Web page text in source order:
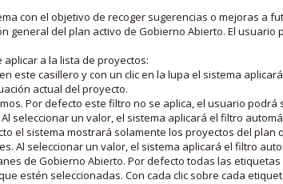
con el objetivo de recoger sugerencias o mejoras a
del plan activo de Gobierno Abierto. El
a la lista de proyectos:
este casillero y con un clic en la lupa el sistema
actual del proyecto.
Por defecto este filtro no se aplica, el usuario
seleccionar un valor, el sistema aplicará el filtro
el sistema mostrará solamente los proyectos del
Al seleccionar un valor, el sistema aplicará el filtro
de Gobierno Abierto. Por defecto todas las
estén seleccionadas. Con cada clic sobre cada